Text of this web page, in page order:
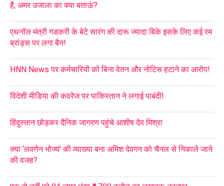
है, अमर उजाला का क्या बताऊं?
एथनॉल मंत्री गडकरी के बेटे सारंग की दारू ज्यादा बिके इसके लिए कई रम
ब्रांड्स पर लगा बैन!
HNN News पर कर्मचारियों को बिना वेतन और नोटिस हटाने का आरोप!
विदेशी मीडिया की कवरेज पर पाकिस्तान ने लगाई पाबंदी!
हिंदुस्तान छोड़कर दैनिक जागरण पहुंचे आशीष देव मिश्रा
क्या ‘लवणेन भोज्यं’ की व्याख्या बना अमिश देवगन को चैनल से निकाले जाने
की वजह?